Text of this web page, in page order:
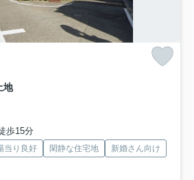
地
歩15分
当り良好 閑静な住宅地
新婚さん向け